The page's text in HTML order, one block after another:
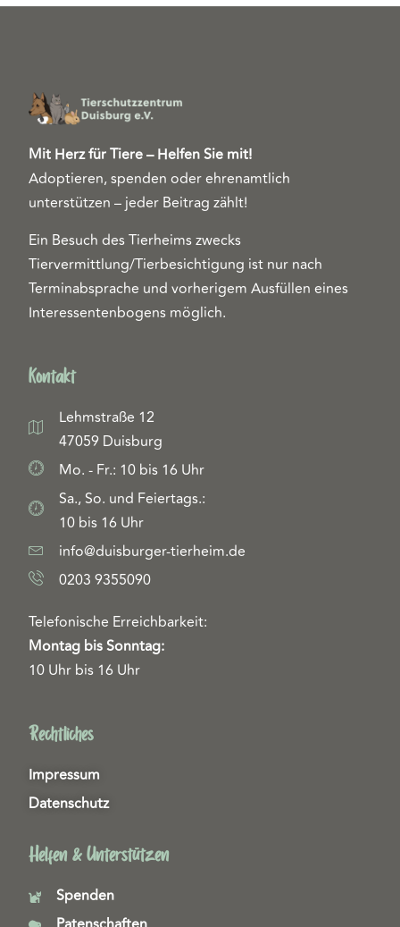
Mit Herz für Tiere – Helfen Sie mit!
Adoptieren, spenden oder ehrenamtlich
unterstützen – jeder Beitrag zählt!
Ein Besuch des Tierheims zwecks
Tiervermittlung/Tierbesichtigung ist nur nach
Terminabsprache und vorherigem Ausfüllen eines
Interessentenbogens möglich.
Kontakt
Lehmstraße 12
47059 Duisburg
Mo. - Fr.: 10 bis 16 Uhr
Sa., So. und Feiertags.:
10 bis 16 Uhr
info@duisburger-tierheim.de
0203 9355090
Telefonische Erreichbarkeit:
Montag bis Sonntag:
10 Uhr bis 16 Uhr
Rechtliches
Impressum
Datenschutz
Helfen & Unterstützen
Spenden